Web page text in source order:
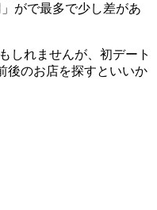
がで最多で少し差があ
しれませんが、初デート
後のお店を探すといいか